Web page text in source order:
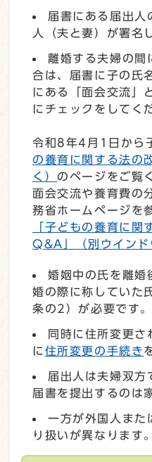
届書にある届出人
人（夫と妻）が署名
離婚する夫婦の間
合は、届書に子の氏
にある「面会交流」
にチェックをしてく
令和8年4月1日から
の養育に関する法の
く） のページをご覧
面会交流や養育費の
務省ホームページを
「子どもの養育に関
Q&A」
（別ウイン
婚姻中の氏を離婚
婚の際に称していた
条の2）が必要です。
同時に住所変更さ
に 住所変更の手続き
届出人は夫婦双方
届書を提出するのは
一方が外国人また
り扱いが異なります。